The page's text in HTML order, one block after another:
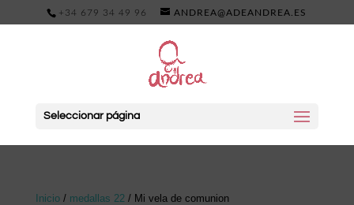
+34 679 34 49 96 ANDREA@ADEANDREA.ES
Seleccionar página
Inicio/ medallas 22/ Mi vela de comunion